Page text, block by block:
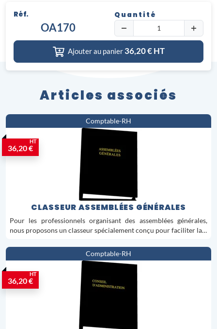
Réf.
OA170
Quantité
Ajouter au panier 36,20€ HT
Articles associés
Comptable-RH
36,20 €
HT
CLASSEUR ASSEMBLÉES GÉNÉRALES
Pour les professionnels organisant des assemblées générales,
nous proposons un classeur spécialement conçu pour faciliter la…
Comptable-RH
36,20 €
HT